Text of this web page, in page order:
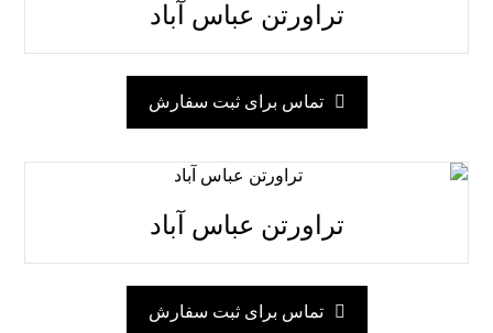
تراورتن عباس آباد
تماس برای ثبت سفارش
تراورتن عباس آباد
تماس برای ثبت سفارش